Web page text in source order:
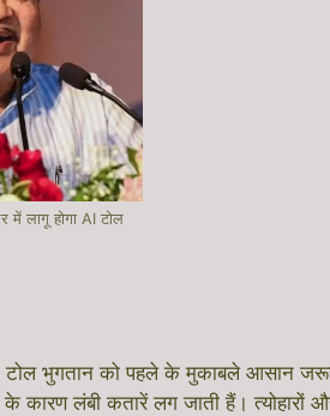
लागू होगा AI टोल
टोल भुगतान को पहले के मुकाबले आसान
लंबी कतारें लग जाती हैं। त्योहारों